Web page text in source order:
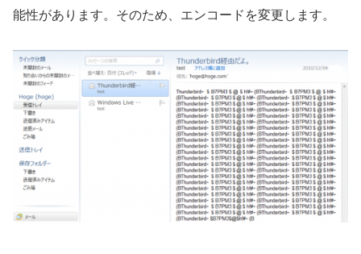
能性があります。そのため、エンコードを変更します。